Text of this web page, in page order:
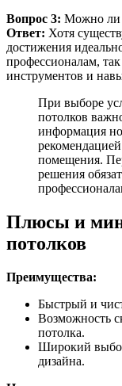
Вопрос 3: Можно ли
Ответ: Хотя
достижения
профессионалам,
инструментов и
При выборе
потолков
информация
помещения.
решения
Плюсы и
потолков
Преимущества:
Быстрый и
Возможность
потолка.
Широкий
дизайна.